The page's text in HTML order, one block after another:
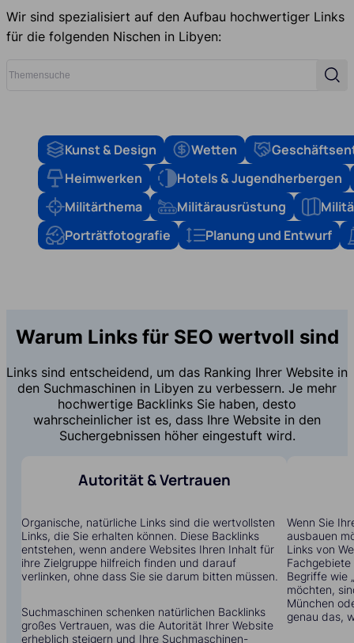
Wir sind spezialisiert auf den Aufbau hochwertiger Links
für die folgenden Nischen in Libyen:
Kunst & Design Wetten
Heimwerken
Hotels & Jugendherbergen
Militärthema
Militärausrüstung
Porträtfotografie
Planung und Entwurf
Warum Links für SEO wertvoll sind
Links sind entscheidend, um das Ranking Ihrer Website in
den Suchmaschinen in Libyen zu verbessern. Je mehr
hochwertige Backlinks Sie haben, desto
wahrscheinlicher ist es, dass Ihre Website in den
Suchergebnissen höher eingestuft wird.
Autorität & Vertrauen
Organische, natürliche Links sind die wertvollsten
Links, die Sie erhalten können. Diese Backlinks
entstehen, wenn andere Websites Ihren Inhalt für
ihre Zielgruppe hilfreich finden und darauf
verlinken, ohne dass Sie sie darum bitten müssen.
Suchmaschinen schenken natürlichen Backlinks
großes Vertrauen, was die Autorität Ihrer Website
erheblich steigern und Ihre Suchmaschinen-
Wenn Sie
ausbauen
Links von
Fachgebiete
Begriffe wie
möchten,
München
genau das,